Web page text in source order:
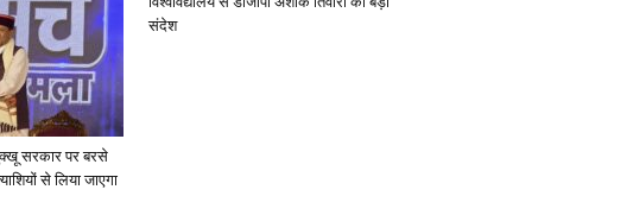
सरकार पर बरसे
से लिया जाएगा
संदेश